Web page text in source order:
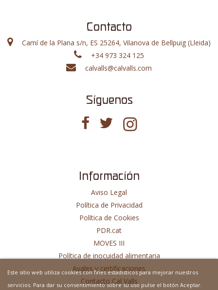
Contacto
Camí de la Plana s/n, ES 25264, Vilanova de Bellpuig (Lleida)
+34 973 324 125
calvalls@calvalls.com
Síguenos
Información
Aviso Legal
Política de Privacidad
Política de Cookies
PDR.cat
MOVES III
Política de inocuidad alimentaria
Avales y certificaciones
Contacto Cal Valls
Este sitio web utiliza cookies con fines estadisticos para mejorar nuestros
servicios. Para dar su consentimiento sobre su uso pulse el botón Aceptar.